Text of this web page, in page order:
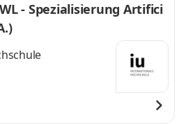
- Spezialisierung Artifici